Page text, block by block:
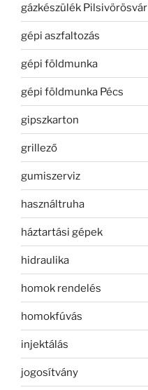
gázkészülék Pilsivörösvár
gépi aszfaltozás
gépi földmunka
gépi földmunka Pécs
gipszkarton
grillező
gumiszerviz
használtruha
háztartási gépek
hidraulika
homok rendelés
homokfúvás
injektálás
jogosítvány